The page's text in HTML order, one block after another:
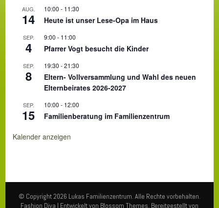
AUG.
14
10:00 - 11:30
Heute ist unser Lese-Opa im Haus
SEP.
4
9:00 - 11:00
Pfarrer Vogt besucht die Kinder
SEP.
8
19:30 -21:30
Eltern- Vollversammlung und Wahl des neuen
Elternbeirates 2026-2027
SEP.
15
10:00 - 12:00
Familienberatung im Familienzentrum
Kalender anzeigen
© Copyright 2026 Lukas Familienzentrum. Alle Rechte vorbehalten.
Fashion Diva | Entwickelt von Blossom Themes. Bereitgestellt von